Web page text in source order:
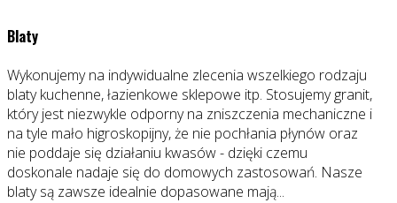
Blaty
Wykonujemy na indywidualne zlecenia wszelkiego rodzaju
blaty kuchenne, łazienkowe sklepowe itp. Stosujemy granit,
który jest niezwykle odporny na zniszczenia mechaniczne i
na tyle mało higroskopijny, że nie pochłania płynów oraz
nie poddaje się działaniu kwasów - dzięki czemu
doskonale nadaje się do domowych zastosowań. Nasze
blaty są zawsze idealnie dopasowane mają...